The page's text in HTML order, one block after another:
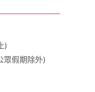
)
眾假期除外)